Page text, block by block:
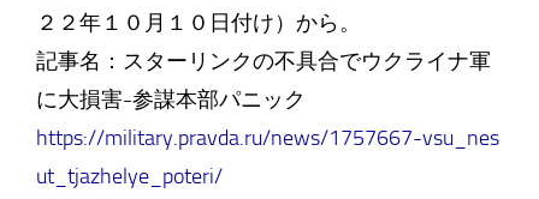
２２年１０月１０日付け）から。
記事名：スターリンクの不具合でウクライナ軍
に大損害-参謀本部パニック
https://military.pravda.ru/news/1757667-vsu_nes
ut_tjazhelye_poteri/